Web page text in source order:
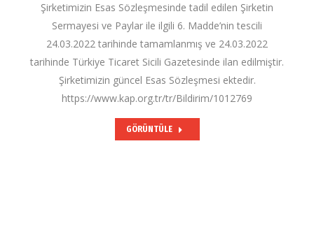
Şirketimizin Esas Sözleşmesinde tadil edilen Şirketin
Sermayesi ve Paylar ile ilgili 6. Madde’nin tescili
24.03.2022 tarihinde tamamlanmış ve 24.03.2022
tarihinde Türkiye Ticaret Sicili Gazetesinde ilan edilmiştir.
Şirketimizin güncel Esas Sözleşmesi ektedir.
https://www.kap.org.tr/tr/Bildirim/1012769
GÖRÜNTÜLE